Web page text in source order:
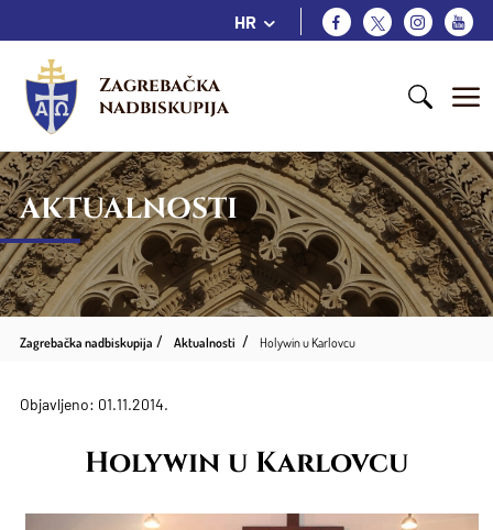
HR
Zagrebačka
nadbiskupija
AKTUALNOSTI
Zagrebačka nadbiskupija Aktualnosti Holywin u Karlovcu
Objavljeno: 01.11.2014.
Holywin u Karlovcu